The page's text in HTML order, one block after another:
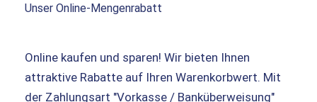
Unser Online-Mengenrabatt
Online kaufen und sparen! Wir bieten Ihnen
attraktive Rabatte auf Ihren Warenkorbwert. Mit
der Zahlungsart "Vorkasse / Banküberweisung"